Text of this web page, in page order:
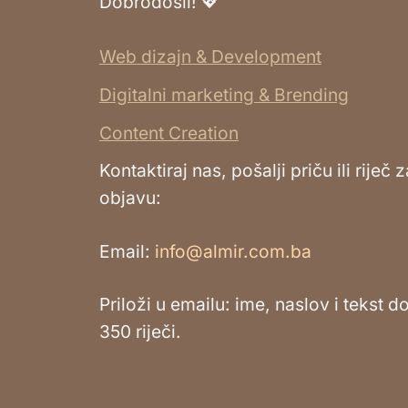
Web dizajn & Development
Digitalni marketing & Brending
Content Creation
Kontaktiraj nas, pošalji priču ili riječ
objavu:
Email: info@almir.com.ba
Priloži u emailu: ime, naslov i tekst
350 riječi.